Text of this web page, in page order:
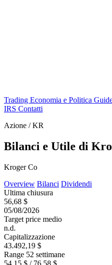
Trading Economia e Politica
IRS Contatti
Azione / KR
Bilanci e Utile di
Kroger Co
Overview Bilanci Dividendi
Ultima chiusura
56,68 $
05/08/2026
Target price medio
n.d.
Capitalizzazione
43.492,19 $
Range 52 settimane
54,15 $ / 76,58 $